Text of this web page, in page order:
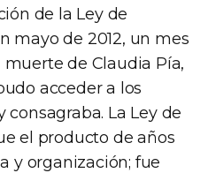
de la Ley de
mayo de 2012, un mes
de Claudia Pía,
acceder a los
La Ley de
el producto de años
y organización; fue